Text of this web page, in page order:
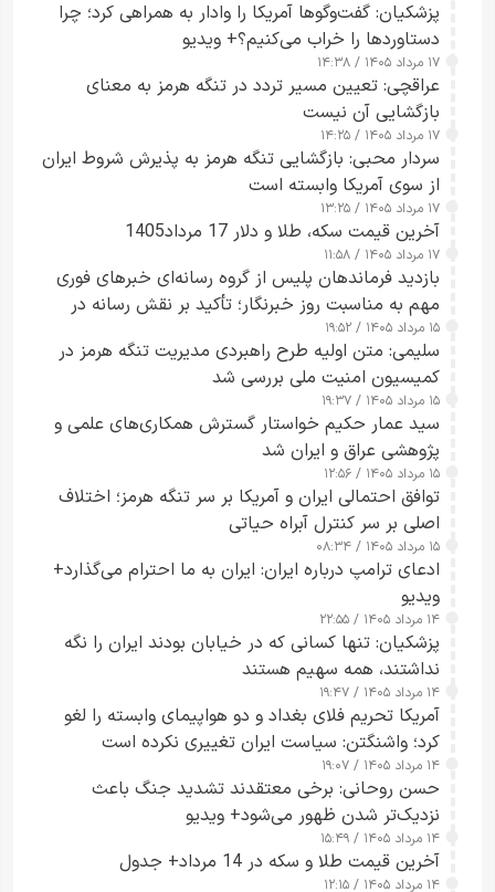
پزشکیان: گفت‌وگوها آمریکا را وادار به همراهی کرد؛ چرا
دستاوردها را خراب می‌کنیم؟+ ویدیو
۱۷ مرداد ۱۴۰۵ / ۱۴:۳۸
عراقچی: تعیین مسیر تردد در تنگه هرمز به معنای
بازگشایی آن نیست
۱۷ مرداد ۱۴۰۵ / ۱۴:۲۵
سردار محبی: بازگشایی تنگه هرمز به پذیرش شروط ایران
از سوی آمریکا وابسته است
۱۷ مرداد ۱۴۰۵ / ۱۳:۲۵
آخرین قیمت سکه، طلا و دلار 17 مرداد1405
۱۷ مرداد ۱۴۰۵ / ۱۱:۵۸
بازدید فرماندهان پلیس از گروه رسانه‌ای خبرهای فوری
مهم به مناسبت روز خبرنگار؛ تأکید بر نقش رسانه در
تقویت امنیت و اعتماد عمومی
۱۵ مرداد ۱۴۰۵ / ۱۹:۵۲
سلیمی: متن اولیه طرح راهبردی مدیریت تنگه هرمز در
کمیسیون امنیت ملی بررسی شد
۱۵ مرداد ۱۴۰۵ / ۱۹:۳۷
سید عمار حکیم خواستار گسترش همکاری‌های علمی و
پژوهشی عراق و ایران شد
۱۵ مرداد ۱۴۰۵ / ۱۲:۵۶
توافق احتمالی ایران و آمریکا بر سر تنگه هرمز؛ اختلاف
اصلی بر سر کنترل آبراه حیاتی
۱۵ مرداد ۱۴۰۵ / ۰۸:۳۴
ادعای ترامپ درباره ایران: ایران به ما احترام می‌گذارد+
ویدیو
۱۴ مرداد ۱۴۰۵ / ۲۲:۵۵
پزشکیان: تنها کسانی که در خیابان بودند ایران را نگه
نداشتند، همه سهیم هستند
۱۴ مرداد ۱۴۰۵ / ۱۹:۴۷
آمریکا تحریم فلای بغداد و دو هواپیمای وابسته را لغو
کرد؛ واشنگتن: سیاست ایران تغییری نکرده است
۱۴ مرداد ۱۴۰۵ / ۱۹:۰۷
حسن روحانی: برخی معتقدند تشدید جنگ باعث
نزدیک‌تر شدن ظهور می‌شود+ ویدیو
۱۴ مرداد ۱۴۰۵ / ۱۵:۴۹
آخرین قیمت طلا و سکه در 14 مرداد+ جدول
۱۴ مرداد ۱۴۰۵ / ۱۲:۱۵